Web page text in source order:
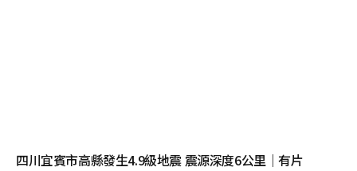
四川宜賓市高縣發生4.9級地震 震源深度6公里｜有片